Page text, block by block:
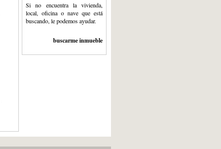
Si no encuentra la vivienda,
local, oficina o nave que está
buscando, le podemos ayudar.
buscarme inmueble